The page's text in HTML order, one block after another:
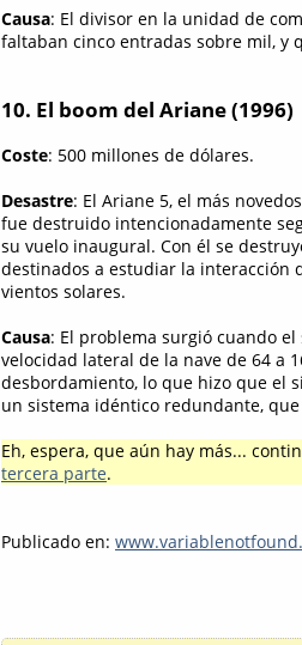
Causa: El divisor en la unidad de
faltaban cinco entradas sobre mil, y
10. El boom del Ariane (1996)
Coste: 500 millones de dólares.
Desastre: El Ariane 5, el más
fue destruido intencionadamente
su vuelo inaugural. Con él se
destinados a estudiar la interacción
vientos solares.
Causa: El problema surgió cuando
velocidad lateral de la nave de 64 a
desbordamiento, lo que hizo que el
un sistema idéntico redundante,
Eh, espera, que aún hay más...
tercera parte.
Publicado en: